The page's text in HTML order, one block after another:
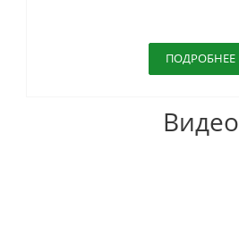
ПОДРОБНЕЕ
Видео